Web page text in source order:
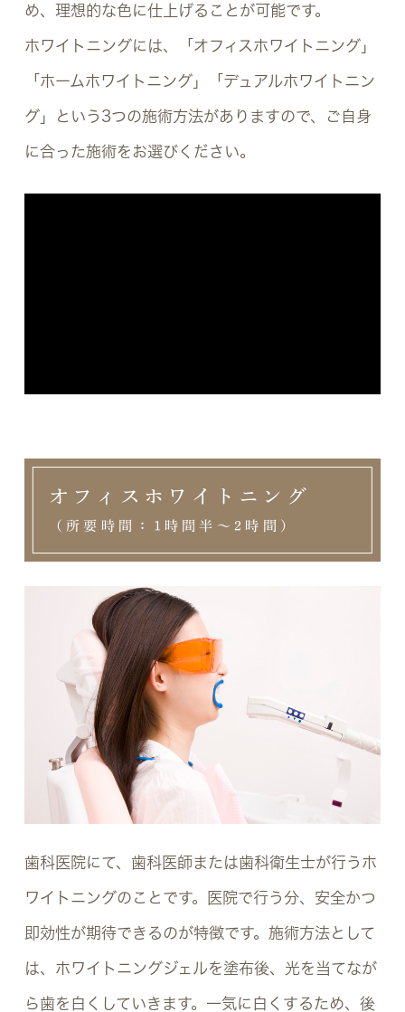
め、理想的な色に仕上げることが可能です。
ホワイトニングには、「オフィスホワイトニング」
「ホームホワイトニング」「デュアルホワイトニン
グ」という3つの施術方法がありますので、ご自身
に合った施術をお選びください。
オフィスホワイトニング
（所要時間：1時間半～2時間）
歯科医院にて、歯科医師または歯科衛生士が行うホ
ワイトニングのことです。医院で行う分、安全かつ
即効性が期待できるのが特徴です。施術方法として
は、ホワイトニングジェルを塗布後、光を当てなが
ら歯を白くしていきます。一気に白くするため、後